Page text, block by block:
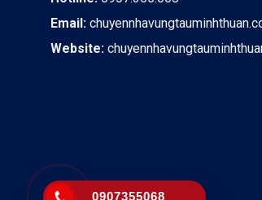
Email:
Website:
0907355068